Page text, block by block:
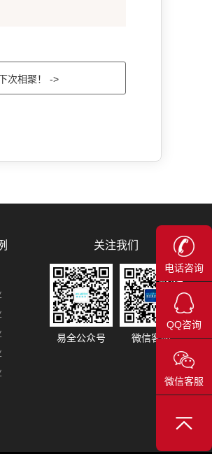
次相聚！ ->
关注我们
易全公众号 微信客服
电话咨询
QQ咨询
微信客服